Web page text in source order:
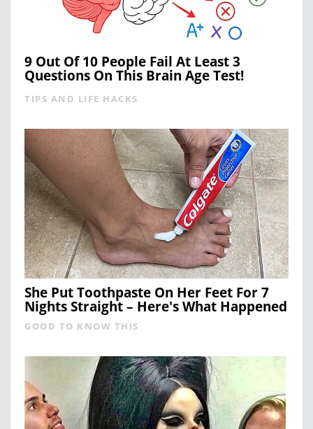
9 Out Of 10 People Fail At Least 3
Questions On This Brain Age Test!
TIPS AND LIFE HACKS
She Put Toothpaste On Her Feet For 7
Nights Straight – Here's What Happened
GOOD TO KNOW THIS